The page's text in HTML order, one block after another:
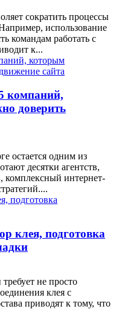
сократить процессы
использование
командам работать с
к...
компаний,
доверить
остается одним из
десятки агентств,
комплексный интернет-
клея, подготовка
не просто
клея с
приводят к тому, что